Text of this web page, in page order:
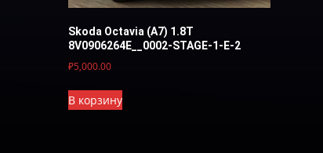
Skoda Octavia (A7) 1.8Т
8V0906264E__0002-STAGE-1-E-2
₽5,000.00
В корзину